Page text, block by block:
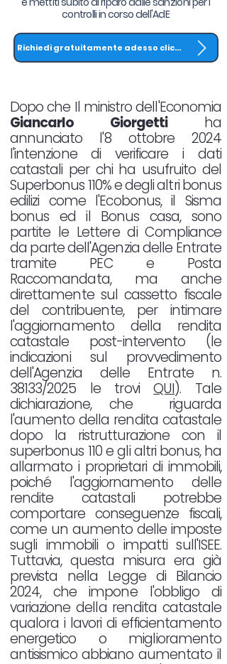
controlli in corso dell'AdE
Richiedi gratuitamente adesso clicca QUI
Dopo che Il ministro dell'Economia
Giancarlo Giorgettiha
annunciato l'8 ottobre 2024
l'intenzione di verificare i dati
catastali per chi ha usufruito del
Superbonus 110% e degli altri bonus
edilizi come l'Ecobonus, il Sisma
bonus ed il Bonus casa, sono
partite le Lettere di Compliance
da parte dell'Agenzia delle Entrate
tramite PEC e Posta
Raccomandata, ma anche
direttamente sul cassetto fiscale
del contribuente, per intimare
l'aggiornamento della rendita
catastale post-intervento (le
indicazioni sul provvedimento
dell'Agenzia delle Entrate n.
38133/2025 le troviQUI). Tale
dichiarazione, che riguarda
l'aumento della rendita catastale
dopo la ristrutturazione con il
superbonus 110 e gli altri bonus, ha
allarmato i proprietari di immobili,
poiché l'aggiornamento delle
rendite catastali potrebbe
comportare conseguenze fiscali,
come un aumento delle imposte
sugli immobili o impatti sull'ISEE.
Tuttavia, questa misura era già
prevista nella Legge di Bilancio
2024, che impone l'obbligo di
variazione della rendita catastale
qualora i lavori di efficientamento
energetico o miglioramento
antisismico abbiano aumentato il